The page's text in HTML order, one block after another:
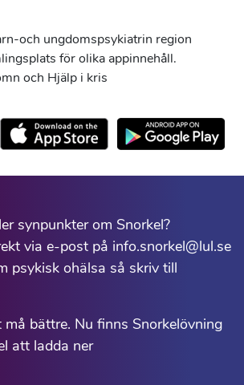
och ungdomspsykiatrin region
för olika appinnehåll.
och Hjälp i kris
synpunkter om Snorkel?
via e-post på info.snorkel@lul.se
psykisk ohälsa så skriv till
bättre. Nu finns Snorkelövning
att ladda ner